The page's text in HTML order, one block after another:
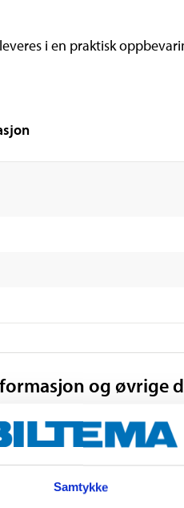
Samtykke
i en praktisk
og øvrige